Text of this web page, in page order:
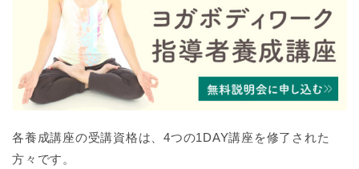
各養成講座の受講資格は、4つの1DAY講座を修了された
方々です。